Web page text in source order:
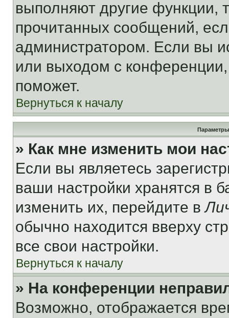
выполняют другие функции,
прочитанных сообщений,
администратором. Если вы
или выходом с
поможет.
Вернуться к началу
Параметры
» Как мне изменить мои
Если вы являетесь
ваши настройки хранятся в
изменить их, перейдите в
обычно находится вверху
все свои настройки.
Вернуться к началу
» На конференции
Возможно, отображается